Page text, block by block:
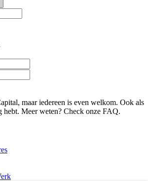
maar iedereen is even welkom. Ook als
hebt. Meer weten? Check onze FAQ.